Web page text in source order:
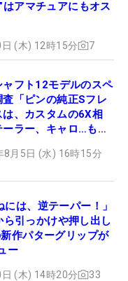
はアマチュアにもオス
(木) 12時15分 7
ャフト12モデルのスペ
査「ピンの純正Sフレ
は、カスタムの6X相
ーラー、キャロ…もチ
8月5日 (水) 16時15分
には、逆テーパー！」
ら引っかけや押し出し
作パターグリップが
ー
(木) 14時20分 33